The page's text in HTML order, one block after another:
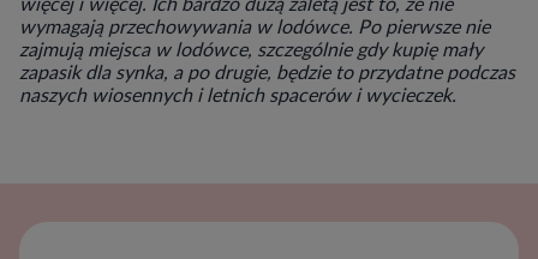
wymagają przechowywania w lodówce. Po pierwsze nie
zajmują miejsca w lodówce, szczególnie gdy kupię mały
zapasik dla synka, a po drugie, będzie to przydatne podczas
naszych wiosennych i letnich spacerów i wycieczek.